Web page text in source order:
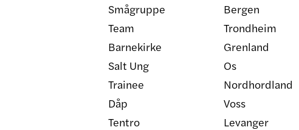
Smågruppe
Team
Barnekirke
Salt Ung
Trainee
Dåp
Tentro
Bergen
Trondheim
Grenland
Os
Nordhordland
Voss
Levanger